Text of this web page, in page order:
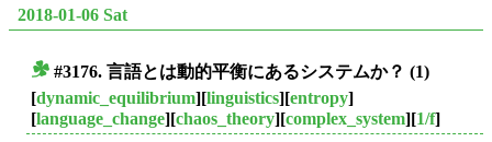
2018-01-06 Sat
#3176. 言語とは動的平衡にあるシステムか？ (1)
[dynamic_equilibrium][linguistics][entropy]
[language_change][chaos_theory][complex_system][1/f]